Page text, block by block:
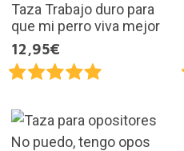
Taza Trabajo duro para
que mi perro viva mejor
12,95€